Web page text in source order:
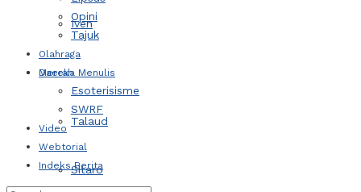
Iven
Daerah
Talaud
Sitaro
Opini
Tajuk
Olahraga
Mereka Menulis
Esoterisisme
SWRF
Video
Webtorial
Indeks Berita